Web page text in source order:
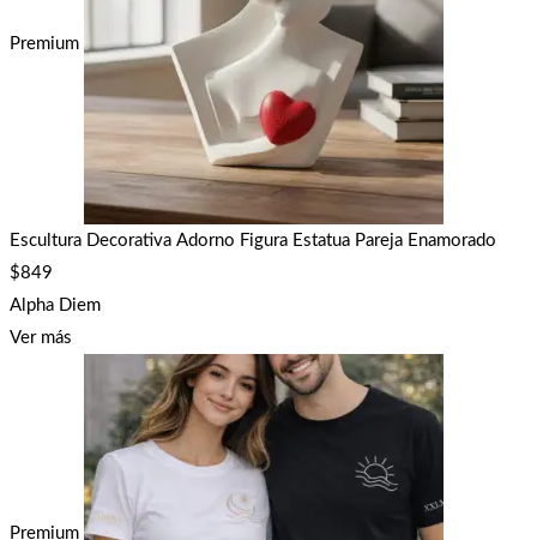
Premium
Escultura Decorativa Adorno Figura Estatua Pareja Enamorado
$849
Alpha Diem
Ver más
Premium